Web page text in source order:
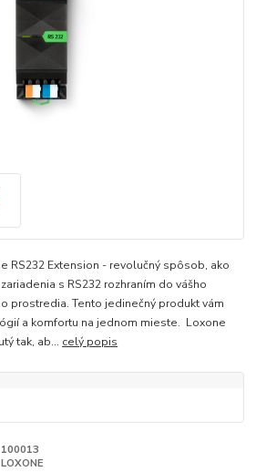
RS232 Extension - revolučný spôsob, ako
s RS232 rozhraním do vášho
prostredia. Tento jedinečný produkt vám
a komfortu na jednom mieste. Loxone
tak, ab... celý popis
100013
LOXONE